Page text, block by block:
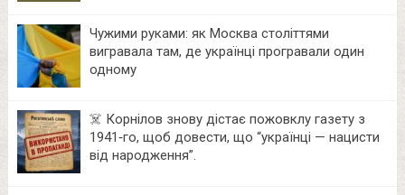
Чужими руками: як Москва століттями
вигравала там, де українці програвали один
одному
☠️ Корнілов знову дістає пожовклу газету з
1941‑го, щоб довести, що “українці — нацисти
від народження”.